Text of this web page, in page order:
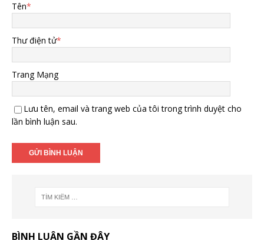
Tên*
Thư điện tử*
Trang Mạng
Lưu tên, email và trang web của tôi trong trình duyệt cho
lần bình luận sau.
BÌNH LUẬN GẦN ĐÂY